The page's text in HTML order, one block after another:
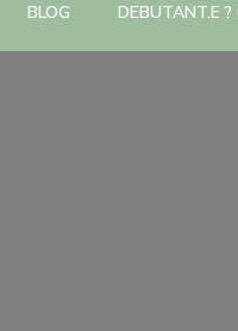
BLOG DEBUTANT.E ?